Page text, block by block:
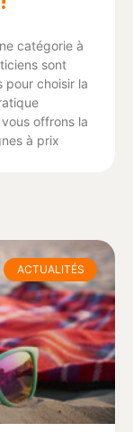
catégorie à
sont
pour choisir la
offrons la
à prix
ACTUALITÉS